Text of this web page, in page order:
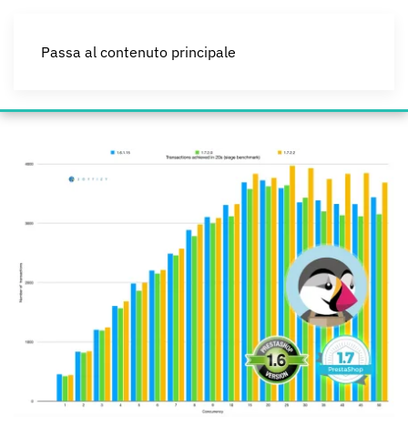
Passa al contenuto principale